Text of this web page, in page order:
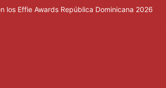
los Effie Awards República Dominicana 2026